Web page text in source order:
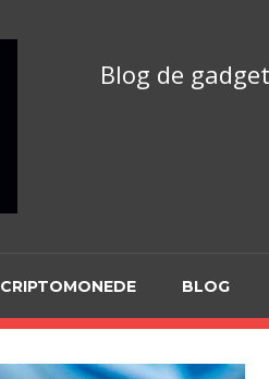
Blog de
CRIPTOMONEDE BLOG